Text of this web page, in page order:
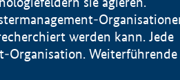
werden kann. Jede
Organisation. Weiterführende